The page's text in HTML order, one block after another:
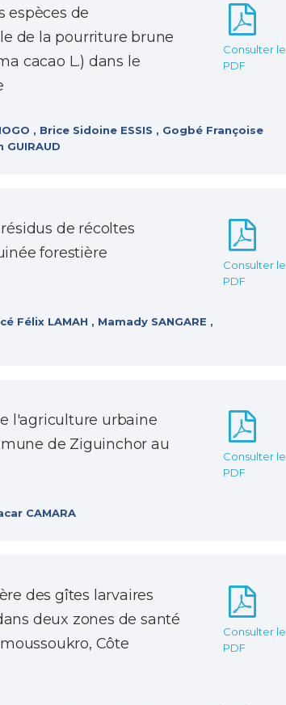
espèces de
de la pourriture brune
cacao L.) dans le
Consulter le
PDF
, Brice Sidoine ESSIS , Gogbé Françoise
de récoltes
forestière
Consulter le
PDF
Félix LAMAH , Mamady SANGARE ,
l'agriculture urbaine
de Ziguinchor au
Consulter le
PDF
CAMARA
des gîtes larvaires
deux zones de santé
Côte
Consulter le
PDF